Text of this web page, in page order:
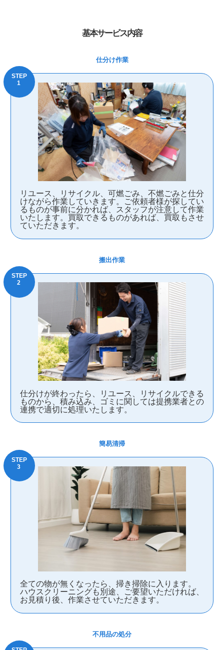
基本サービス内容
仕分け作業
リユース、リサイクル、可燃ごみ、不燃ごみと仕分
けながら作業していきます。ご依頼者様が探してい
るものが事前に分かれば、スタッフが注意して作業
いたします。買取できるものがあれば、買取もさせ
ていただきます。
搬出作業
仕分けが終わったら、リユース、リサイクルできる
ものから、積み込み、ゴミに関しては提携業者との
連携で適切に処理いたします。
簡易清掃
全ての物が無くなったら、掃き掃除に入ります。
ハウスクリーニングも別途、ご要望いただければ、
お見積り後、作業させていただきます。
不用品の処分